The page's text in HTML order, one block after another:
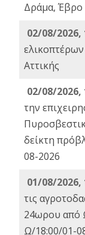
Δράμα, Έβρο
02/08/2026,
Αττικής
02/08/2026,
την
δείκτη
08-2026
01/08/2026,
τις
24ωρου από
Ω/18:00/01-